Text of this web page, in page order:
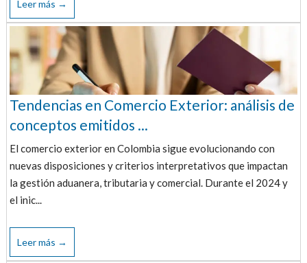
Leer más →
Tendencias en Comercio Exterior: análisis de
conceptos emitidos ...
El comercio exterior en Colombia sigue evolucionando con
nuevas disposiciones y criterios interpretativos que impactan
la gestión aduanera, tributaria y comercial. Durante el 2024 y
el inic...
Leer más →